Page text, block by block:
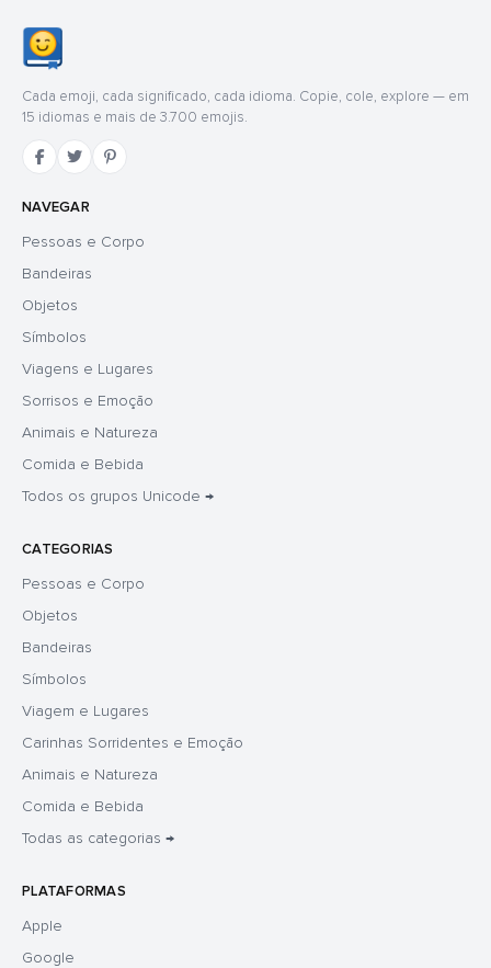
Cada emoji, cada significado, cada idioma. Copie, cole, explore — em
15 idiomas e mais de 3.700 emojis.
NAVEGAR
Pessoas e Corpo
Bandeiras
Objetos
Símbolos
Viagens e Lugares
Sorrisos e Emoção
Animais e Natureza
Comida e Bebida
Todos os grupos Unicode →
CATEGORIAS
Pessoas e Corpo
Objetos
Bandeiras
Símbolos
Viagem e Lugares
Carinhas Sorridentes e Emoção
Animais e Natureza
Comida e Bebida
Todas as categorias →
PLATAFORMAS
Apple
Google